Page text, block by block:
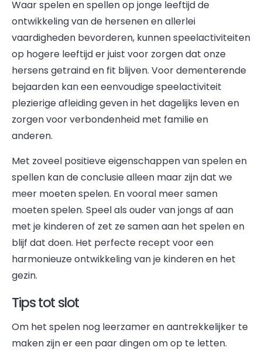
Waar spelen en spellen op jonge leeftijd de
ontwikkeling van de hersenen en allerlei
vaardigheden bevorderen, kunnen speelactiviteiten
op hogere leeftijd er juist voor zorgen dat onze
hersens getraind en fit blijven. Voor dementerende
bejaarden kan een eenvoudige speelactiviteit
plezierige afleiding geven in het dagelijks leven en
zorgen voor verbondenheid met familie en
anderen.
Met zoveel positieve eigenschappen van spelen en
spellen kan de conclusie alleen maar zijn dat we
meer moeten spelen. En vooral meer samen
moeten spelen. Speel als ouder van jongs af aan
met je kinderen of zet ze samen aan het spelen en
blijf dat doen. Het perfecte recept voor een
harmonieuze ontwikkeling van je kinderen en het
gezin.
Tips tot slot
Om het spelen nog leerzamer en aantrekkelijker te
maken zijn er een paar dingen om op te letten.